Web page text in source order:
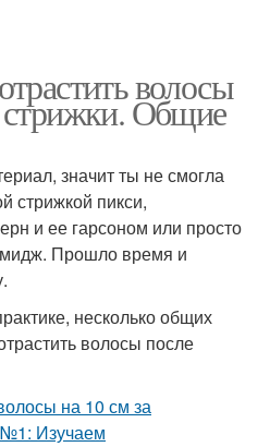
волосы
стрижки. Общие
значит ты не смогла
стрижкой пикси,
и ее гарсоном или просто
Прошло время и
несколько общих
волосы после